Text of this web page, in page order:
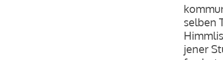
selben
jener